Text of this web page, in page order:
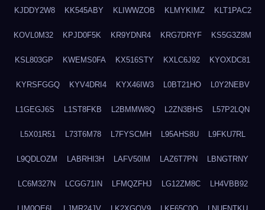
KJDDY2W8 KK545ABY KLIWWZOB KLMYKIMZ KLT1PAC2
KOVL0M32 KPJD0F5K KR9YDNR4 KRG7DRYF KS5G3Z8M
KSL803GP KWEMS0FA KX516STY KXLC6J92 KYOXDC81
KYRSFGGQ KYV4DRI4 KYX46IW3 L0BT21HO L0Y2NEBV
L1GEGJ6S L1ST8FKB L2BMMW8Q L2ZN3BHS L57P2LQN
L5X01R51 L73T6M78 L7FYSCMH L95AHS8U L9FKU7RL
L9QDLOZM LABRHI3H LAFV50IM LAZ6T7PN LBNGTRNY
LC6M327N LCGG71IN LFMQZFHJ LG12ZM8C LH4VBB92